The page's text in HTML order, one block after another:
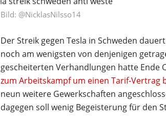
Bild: @NicklasNilsso14
Der Streik gegen Tesla in Schweden
noch am wenigsten von denjenigen
gescheiterten Verhandlungen hatte Ende
zum Arbeitskampf um einen Tarif-Vertrag
neun weitere Gewerkschaften
dagegen soll wenig Begeisterung für den